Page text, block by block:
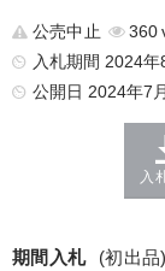
公売中止 360
入札期間 2024
公開日 2024年7
入
期間入札 (初出品)